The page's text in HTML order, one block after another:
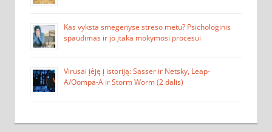
Kas vyksta smegenyse streso metu? Psichologinis
spaudimas ir jo įtaka mokymosi procesui
Virusai įėję į istoriją: Sasser ir Netsky, Leap-
A/Oompa-A ir Storm Worm (2 dalis)